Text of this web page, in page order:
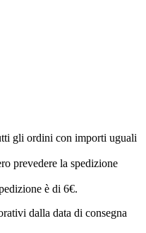
gli ordini con importi uguali
prevedere la spedizione
è di 6€.
dalla data di consegna